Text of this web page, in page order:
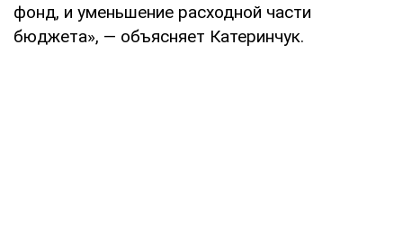
фонд, и уменьшение расходной части
бюджета», — объясняет Катеринчук.